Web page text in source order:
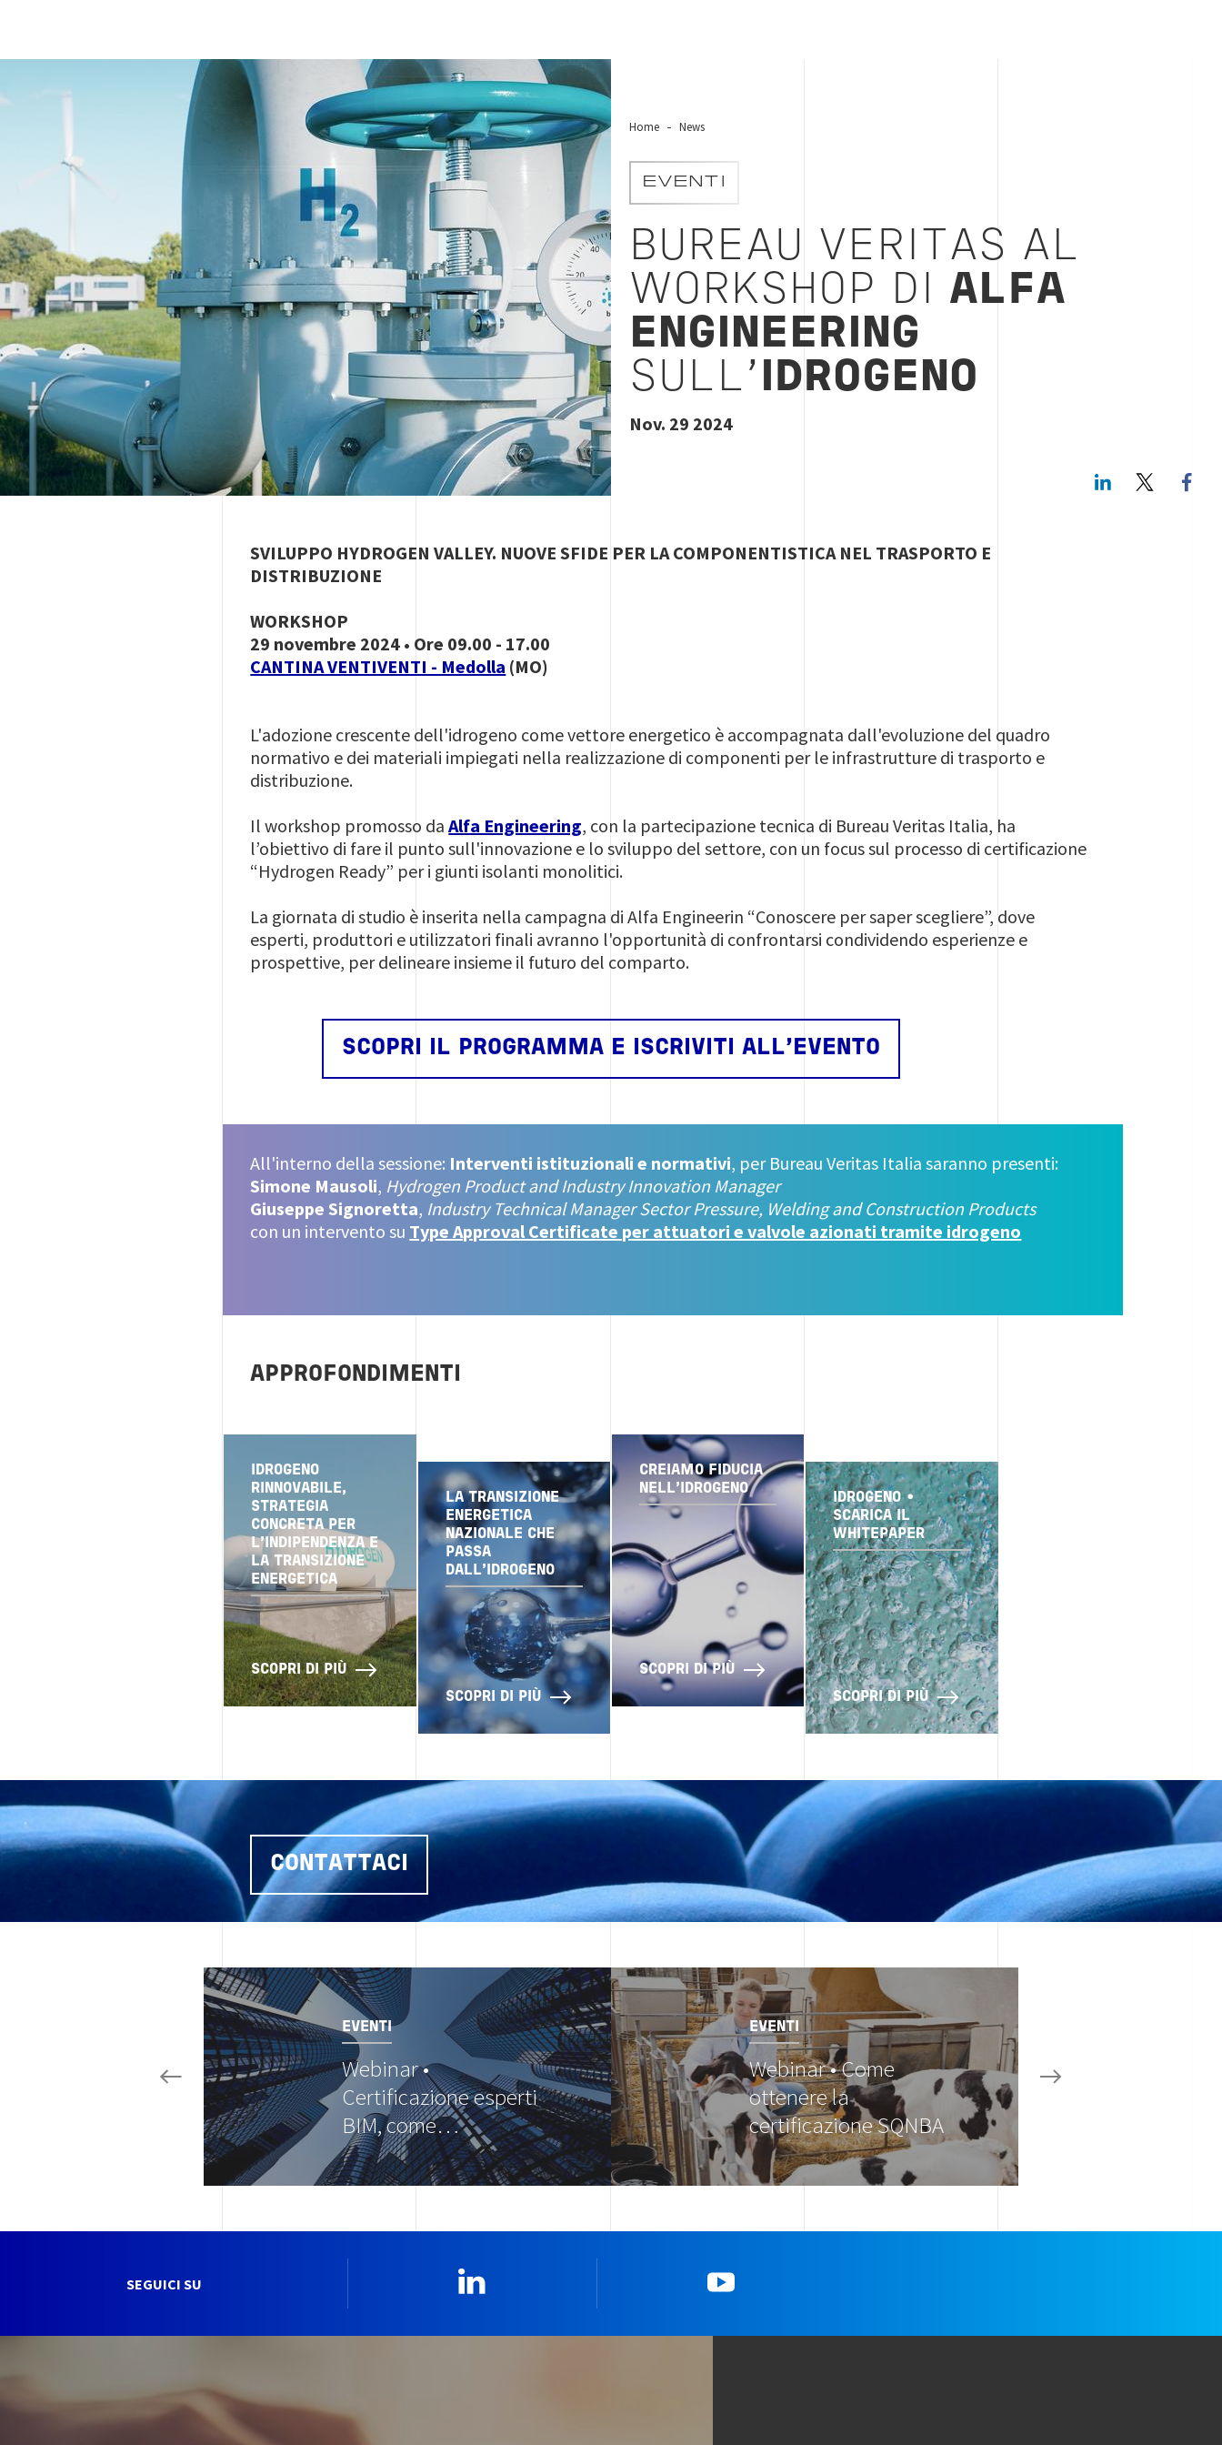
Home News
EVENTI
BUREAU VERITAS AL
WORKSHOP DI ALFA
ENGINEERING
SULL' IDROGENO
Nov. 29 2024
LinkedIn
SVILUPPO HYDROGEN VALLEY. NUOVE SFIDE PER LA COMPONENTISTICA NEL TRASPORTO E
DISTRIBUZIONE
WORKSHOP
29 novembre 2024 • Ore 09.00 - 17.00
CANTINA VENTIVENTI - Medolla (MO)
L'adozione crescente dell'idrogeno come vettore energetico è accompagnata dall'evoluzione del quadro
normativo e dei materiali impiegati nella realizzazione di componenti per le infrastrutture di trasporto e
distribuzione.
Il workshop promosso daAlfa Engineering, con la partecipazione tecnica di Bureau Veritas Italia, ha
l’obiettivo di fare il punto sull'innovazione e lo sviluppo del settore, con un focus sul processo di certificazione
“Hydrogen Ready” per i giunti isolanti monolitici.
La giornata di studio è inserita nella campagna di Alfa Engineerin “Conoscere per saper scegliere”, dove
esperti, produttori e utilizzatori finali avranno l'opportunità di confrontarsi condividendo esperienze e
prospettive, per delineare insieme il futuro del comparto.
SCOPRI IL PROGRAMMA E ISCRIVITI ALL'EVENTO
All'interno della sessione: Interventi istituzionali e normativi, per Bureau Veritas Italia saranno presenti:
Simone Mausoli, Hydrogen Product and Industry Innovation Manager
Giuseppe Signoretta, Industry Technical Manager Sector Pressure, Welding and Construction Products
con un intervento su Type Approval Certificate per attuatori e valvole azionati tramite idrogeno
APPROFONDIMENTI
IDROGENO
RINNOVABILE,
STRATEGIA
CONCRETA PER
L'INDIPENDENZA E
LA TRANSIZIONE
ENERGETICA
SCOPRI DI PIÙ
LA TRANSIZIONE
ENERGETICA
NAZIONALE CHE
PASSA
DALL’IDROGENO
SCOPRI DI PIÙ
CREIAMO FIDUCIA
NELL'IDROGENO
SCOPRI DI PIÙ
IDROGENO •
SCARICA IL
WHITEPAPER
SCOPRI DI PIÙ
CONTATTACI
Image
EVENTI
Webinar •
Certificazione esperti
BIM, come…
Image
EVENTI
Webinar • Come
ottenere la
certificazione SQNBA
SEGUICI SU